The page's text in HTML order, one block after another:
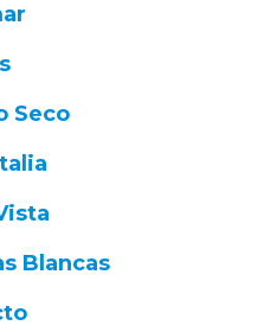
Seco
Blancas